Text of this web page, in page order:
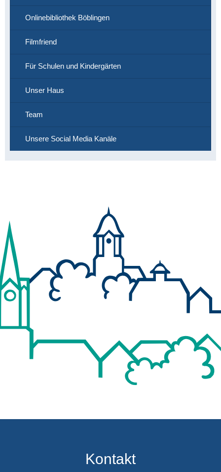
Onlinebibliothek Böblingen
Filmfriend
Für Schulen und Kindergärten
Unser Haus
Team
Unsere Social Media Kanäle
Kontakt